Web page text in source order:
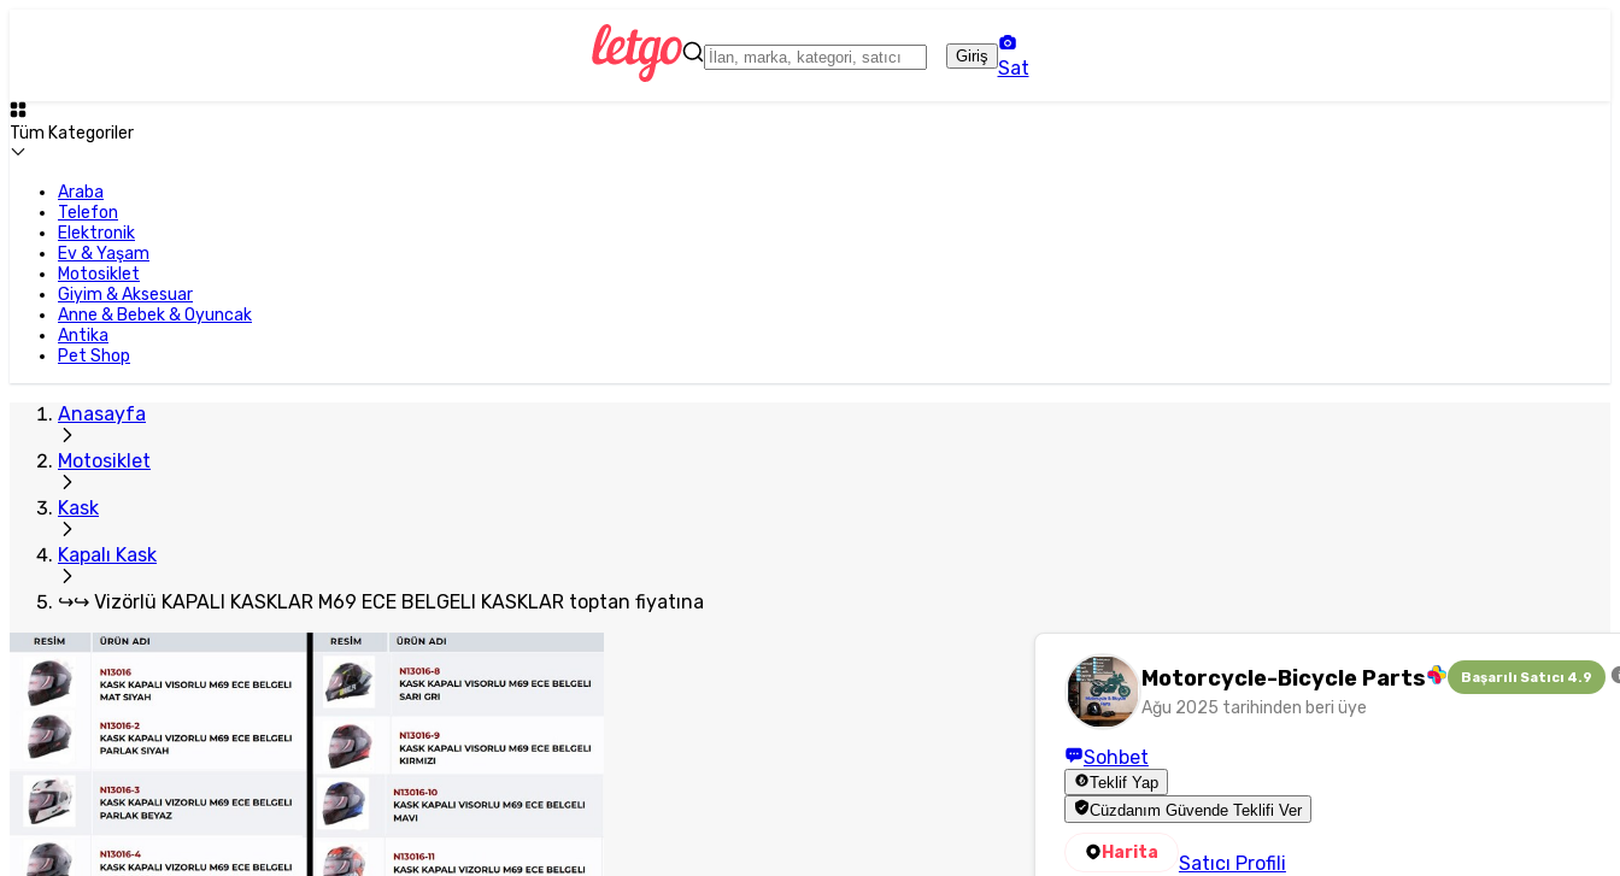
Giriş
Sat
Tüm Kategoriler
Araba
Telefon
Elektronik
Ev & Yaşam
Motosiklet
Giyim & Aksesuar
Anne & Bebek & Oyuncak
Antika
Pet Shop
Anasayfa
Motosiklet
Kask
Kapalı Kask
↪↪ Vizörlü KAPALI KASKLAR M69 ECE BELGELI KASKLAR toptan fiyatına
Motorcycle-Bicycle Parts Başarılı Satıcı 4.9
Ağu 2025 tarihinden beri üye
Sohbet
Teklif Yap
Cüzdanım Güvende Teklifi Ver
Harita Satıcı Profili